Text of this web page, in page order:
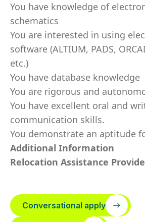
You have knowledge of
schematics
You are interested in using
software (ALTIUM, PADS,
etc.)
You have database knowledge
You are rigorous and
You have excellent oral and
communication skills.
You demonstrate an aptitude
Additional Information
Relocation Assistance
Conversational apply